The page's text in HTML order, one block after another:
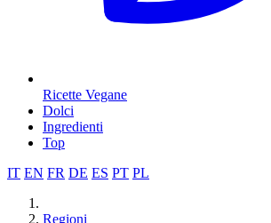
Ricette Vegane
Dolci
Ingredienti
Top
IT EN FR DE ES PT PL
Regioni